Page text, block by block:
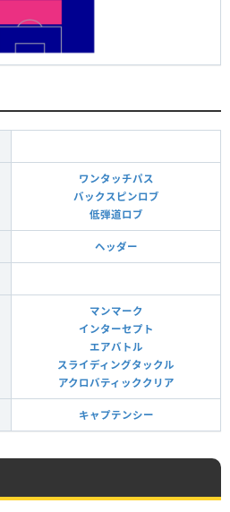
ワンタッチパス
バックスピンロブ
低弾道ロブ
ヘッダー
マンマーク
インターセプト
エアバトル
スライディングタックル
アクロバティッククリア
キャプテンシー